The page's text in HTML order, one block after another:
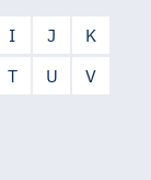
I J
K
T U
V